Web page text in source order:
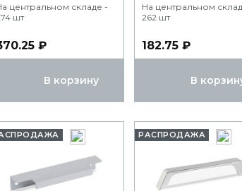
центральном складе -
шт
₽
В корзину
На центральном
262 шт
182.75 ₽
В
РАСПРОДАЖА